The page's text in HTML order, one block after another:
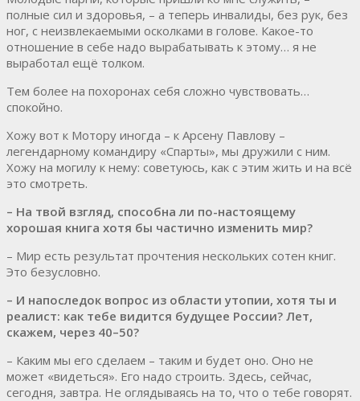
полные сил и здоровья, – а теперь инвалиды, без рук, без
ног, с неизвлекаемыми осколками в голове. Какое-то
отношение в себе надо вырабатывать к этому… я не
выработал ещё толком.
Тем более на похоронах себя сложно чувствовать…
спокойно.
Хожу вот к Мотору иногда – к Арсену Павлову –
легендарному командиру «Спарты», мы дружили с ним.
Хожу на могилу к нему: советуюсь, как с этим жить и на всё
это смотреть.
– На твой взгляд, способна ли по-настоящему
хорошая книга хотя бы частично изменить мир?
– Мир есть результат прочтения нескольких сотен книг.
Это безусловно.
– И напоследок вопрос из области утопии, хотя ты и
реалист: как тебе видится будущее России? Лет,
скажем, через 40–50?
– Каким мы его сделаем – таким и будет оно. Оно не
может «видеться». Его надо строить. Здесь, сейчас,
сегодня, завтра. Не оглядываясь на то, что о тебе говорят.